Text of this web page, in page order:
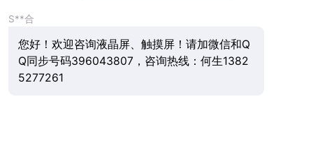
S**合
您好！欢迎咨询液晶屏、触摸屏！请加微信和Q
Q同步号码396043807，咨询热线：何生1382
5277261